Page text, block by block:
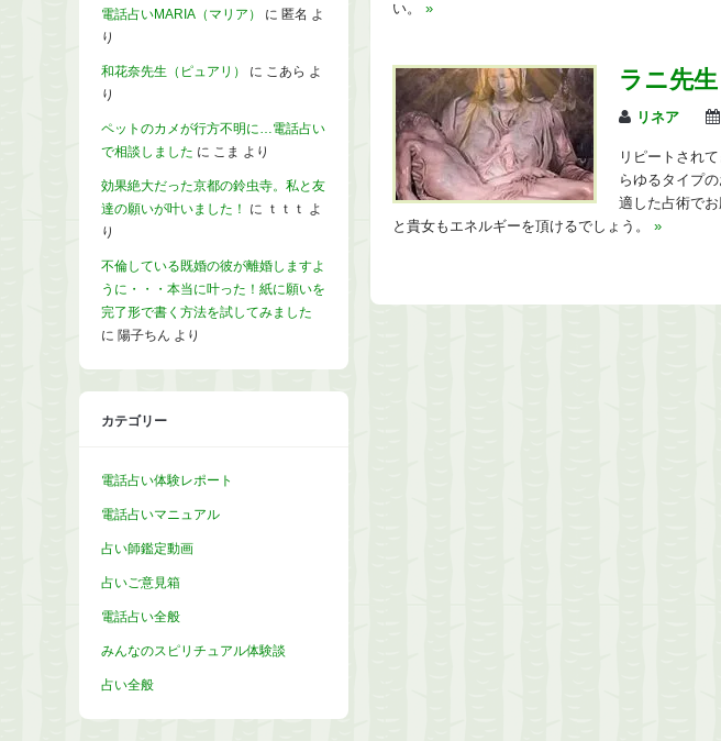
い。 »
ラニ先生
リネア
リピートされ
らゆるタイプ
適した占術で
と貴女もエネルギーを頂けるでしょう。 »
電話占いMARIA（マリア） に 匿名 よ
り
和花奈先生（ピュアリ） に こあら よ
り
ペットのカメが行方不明に…電話占い
で相談しました に こま より
効果絶大だった京都の鈴虫寺。私と友
達の願いが叶いました！
に ｔｔｔ よ
り
不倫している既婚の彼が離婚しますよ
うに・・・本当に叶った！紙に願いを
完了形で書く方法を試してみました
に 陽子ちん より
カテゴリー
電話占い体験レポート
電話占いマニュアル
占い師鑑定動画
占いご意見箱
電話占い全般
みんなのスピリチュアル体験談
占い全般